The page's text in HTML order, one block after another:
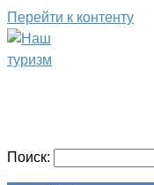
Перейти к контенту
Поиск: